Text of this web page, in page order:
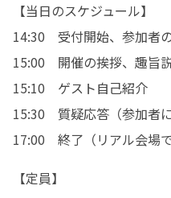
【当日のスケジュール】
14:30　受付開始、参加者
15:00　開催の挨拶、趣旨
15:10　ゲスト自己紹介
15:30　質疑応答（参加者
17:00　終了（リアル会場
【定員】